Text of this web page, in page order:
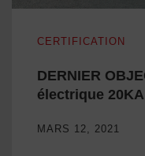
CERTIFICATION
DERNIER
électrique
MARS 12, 2021